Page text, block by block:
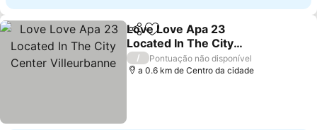
PartilharAdicionar aos favoritos
Love Love Apa 23
Located In The City
Center Villeurbanne
/
Pontuação não disponível
a 0.6 km de Centro da cidade